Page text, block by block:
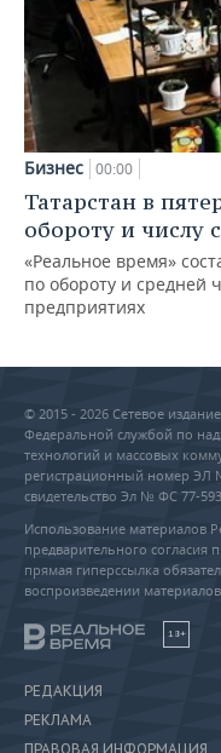
Бизнес 00:00
Татарстан в
обороту и числу
«Реальное время»
по обороту и средней
предприятиях
© 2015 - 2026 Сетевое
Федеральной службой по
технологий и массовых
регистрационный номер ЭЛ
свидетельство Эл № ФС 77-
Использование материалов
предварительного согласия
прямая гиперссылка
воспроизведении
18+
РЕДАКЦИЯ
РЕКЛАМА
ПРАВОВАЯ ИНФОРМАЦИЯ